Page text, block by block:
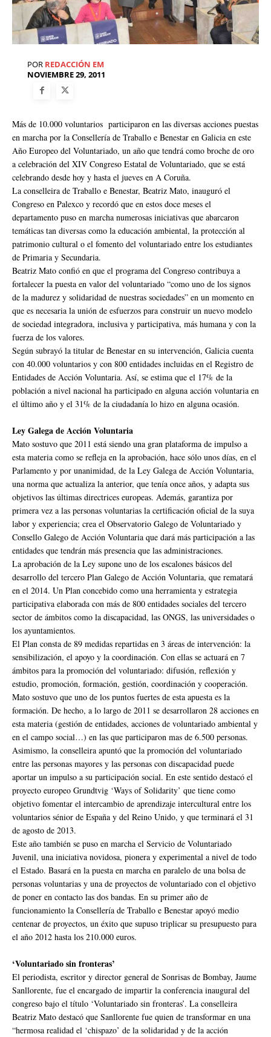
POR REDACCIÓN EM
NOVIEMBRE 29, 2011
Más de 10.000 voluntarios participaron en las diversas acciones puestas
en marcha por la Consellería de Traballo e Benestar en Galicia en este
Año Europeo del Voluntariado, un año que tendrá como broche de oro
a celebración del XIV Congreso Estatal de Voluntariado, que se está
celebrando desde hoy y hasta el jueves en A Coruña.
La conselleira de Traballo e Benestar, Beatriz Mato, inauguró el
Congreso en Palexco y recordó que en estos doce meses el
departamento puso en marcha numerosas iniciativas que abarcaron
temáticas tan diversas como la educación ambiental, la protección al
patrimonio cultural o el fomento del voluntariado entre los estudiantes
de Primaria y Secundaria.
Beatriz Mato confió en que el programa del Congreso contribuya a
fortalecer la puesta en valor del voluntariado “como uno de los signos
de la madurez y solidaridad de nuestras sociedades” en un momento en
que es necesaria la unión de esfuerzos para construir un nuevo modelo
de sociedad integradora, inclusiva y participativa, más humana y con la
fuerza de los valores.
Según subrayó la titular de Benestar en su intervención, Galicia cuenta
con 40.000 voluntarios y con 800 entidades incluidas en el Registro de
Entidades de Acción Voluntaria. Así, se estima que el 17% de la
población a nivel nacional ha participado en alguna acción voluntaria en
el último año y el 31% de la ciudadanía lo hizo en alguna ocasión.
Ley Galega de Acción Voluntaria
Mato sostuvo que 2011 está siendo una gran plataforma de impulso a
esta materia como se refleja en la aprobación, hace sólo unos días, en el
Parlamento y por unanimidad, de la Ley Galega de Acción Voluntaria,
una norma que actualiza la anterior, que tenía once años, y adapta sus
objetivos las últimas directrices europeas. Además, garantiza por
primera vez a las personas voluntarias la certificación oficial de la suya
labor y experiencia; crea el Observatorio Galego de Voluntariado y
Consello Galego de Acción Voluntaria que dará más participación a las
entidades que tendrán más presencia que las administraciones.
La aprobación de la Ley supone uno de los escalones básicos del
desarrollo del tercero Plan Galego de Acción Voluntaria, que rematará
en el 2014. Un Plan concebido como una herramienta y estrategia
participativa elaborada con más de 800 entidades sociales del tercero
sector de ámbitos como la discapacidad, las ONGS, las universidades o
los ayuntamientos.
El Plan consta de 89 medidas repartidas en 3 áreas de intervención: la
sensibilización, el apoyo y la coordinación. Con ellas se actuará en 7
ámbitos para la promoción del voluntariado: difusión, reflexión y
estudio, promoción, formación, gestión, coordinación y cooperación.
Mato sostuvo que uno de los puntos fuertes de esta apuesta es la
formación. De hecho, a lo largo de 2011 se desarrollaron 28 acciones en
esta materia (gestión de entidades, acciones de voluntariado ambiental y
en el campo social…) en las que participaron mas de 6.500 personas.
Asimismo, la conselleira apuntó que la promoción del voluntariado
entre las personas mayores y las personas con discapacidad puede
aportar un impulso a su participación social. En este sentido destacó el
proyecto europeo Grundtvig ‘Ways of Solidarity’ que tiene como
objetivo fomentar el intercambio de aprendizaje intercultural entre los
voluntarios sénior de España y del Reino Unido, y que terminará el 31
de agosto de 2013.
Este año también se puso en marcha el Servicio de Voluntariado
Juvenil, una iniciativa novidosa, pionera y experimental a nivel de todo
el Estado. Basará en la puesta en marcha en paralelo de una bolsa de
personas voluntarias y una de proyectos de voluntariado con el objetivo
de poner en contacto las dos bandas. En su primer año de
funcionamiento la Consellería de Traballo e Benestar apoyó medio
centenar de proyectos, un éxito que supuso triplicar su presupuesto para
el año 2012 hasta los 210.000 euros.
‘Voluntariado sin fronteras’
El periodista, escritor y director general de Sonrisas de Bombay, Jaume
Sanllorente, fue el encargado de impartir la conferencia inaugural del
congreso bajo el título ‘Voluntariado sin fronteras’. La conselleira
Beatriz Mato destacó que Sanllorente fue quien de transformar en una
“hermosa realidad el ‘chispazo’ de la solidaridad y de la acción